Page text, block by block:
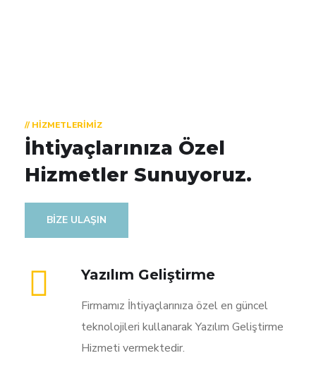
// HIZMETLERIMIZ
İhtiyaçlarınıza Özel
Hizmetler Sunuyoruz.
BIZE ULAŞIN
Yazılım Geliştirme
Firmamız İhtiyaçlarınıza özel en güncel
teknolojileri kullanarak Yazılım Geliştirme
Hizmeti vermektedir.